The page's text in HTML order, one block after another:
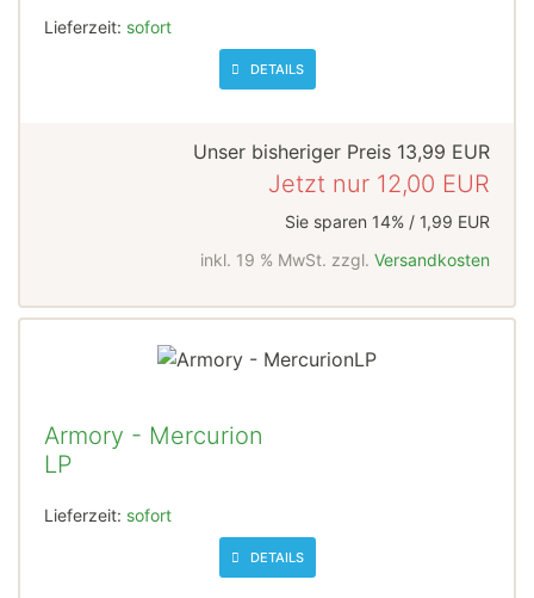
Lieferzeit: sofort
DETAILS
Unser bisheriger Preis 13,99 EUR
Jetzt nur 12,00 EUR
Sie sparen 14% / 1,99 EUR
inkl. 19 % MwSt. zzgl. Versandkosten
Armory - Mercurion
LP
Lieferzeit: sofort
DETAILS